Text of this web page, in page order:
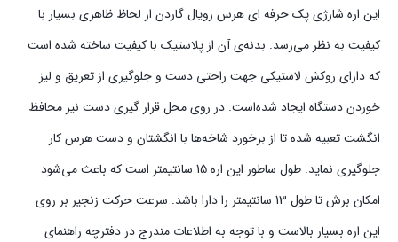
این اره شارژی پک حرفه‌ ای هرس رویال گاردن از لحاظ ظاهری بسیار با
کیفیت به نظر می‌رسد. بدنه‌ی آن از پلاستیک با کیفیت ساخته شده است
که دارای روکش لاستیکی جهت راحتی دست و جلوگیری از تعریق و لیز
خوردن دستگاه ایجاد شده‌است. در روی محل قرار گیری دست نیز محافظ
انگشت تعبیه شده تا از برخورد شاخه‌ها با انگشتان و دست هرس کار
جلوگیری نماید. طول ساطور این اره 15 سانتیمتر است که باعث می‌شود
امکان برش تا طول 13 سانتیمتر را دارا باشد. سرعت حرکت زنجیر بر روی
این اره بسیار بالاست و با توجه به اطلاعات مندرج در دفترچه راهنمای